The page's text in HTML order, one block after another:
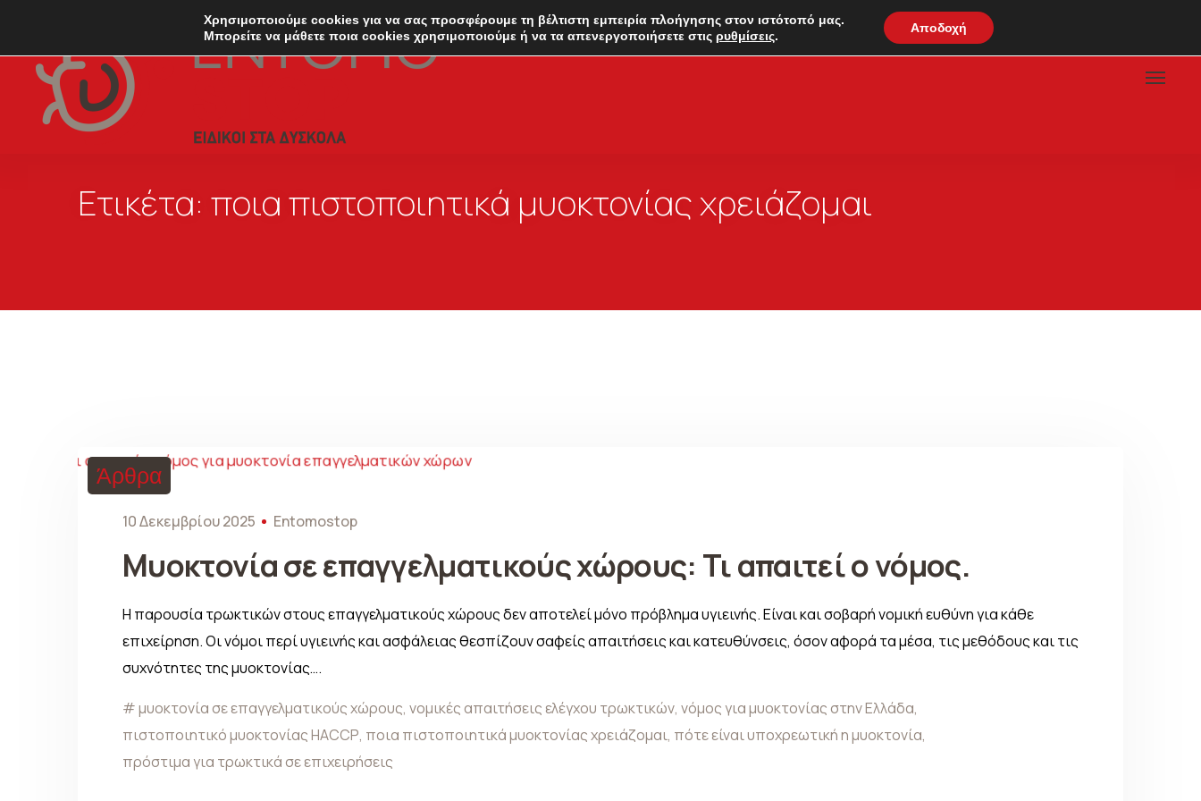
Ετικέτα: ποια πιστοποιητικά μυοκτονίας χρειάζομαι
Άρθρα
10 Δεκεμβρίου 2025 Entomostop
Μυοκτονία σε επαγγελματικούς χώρους: Τι απαιτεί ο νόμος.
Η παρουσία τρωκτικών στους επαγγελματικούς χώρους δεν αποτελεί μόνο πρόβλημα υγιεινής. Είναι και σοβαρή νομική ευθύνη για κάθε
επιχείρηση. Οι νόμοι περί υγιεινής και ασφάλειας θεσπίζουν σαφείς απαιτήσεις και κατευθύνσεις, όσον αφορά τα μέσα, τις μεθόδους και τις
συχνότητες της μυοκτονίας….
μυοκτονία σε επαγγελματικούς χώρους, νομικές απαιτήσεις ελέγχου τρωκτικών, νόμος για μυοκτονίας στην Ελλάδα,
πιστοποιητικό μυοκτονίας HACCP, ποια πιστοποιητικά μυοκτονίας χρειάζομαι, πότε είναι υποχρεωτική η μυοκτονία,
πρόστιμα για τρωκτικά σε επιχειρήσεις
Χρησιμοποιούμε cookies για να σας προσφέρουμε τη βέλτιστη εμπειρία πλοήγησης στον ιστότοπό μας.
Μπορείτε να μάθετε ποια cookies χρησιμοποιούμε ή να τα απενεργοποιήσετε στις ρυθμίσεις.
Αποδοχή